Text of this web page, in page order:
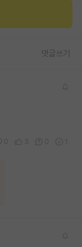
댓글쓰기